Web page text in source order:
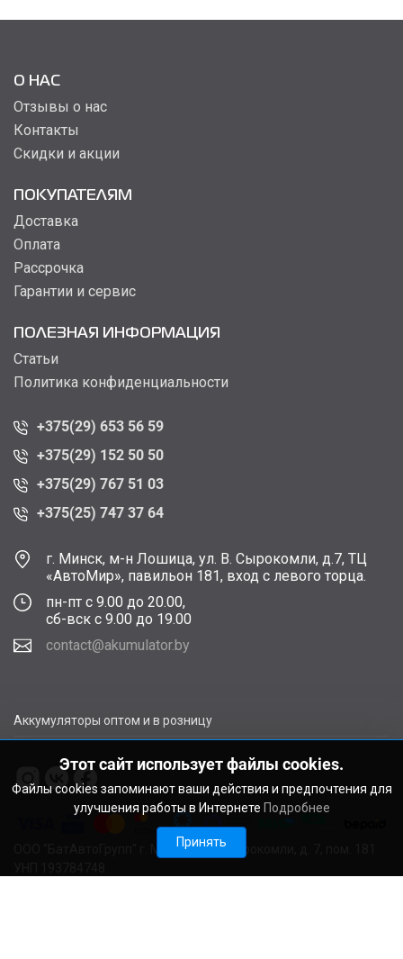
О НАС
Отзывы о нас
Контакты
Скидки и акции
ПОКУПАТЕЛЯМ
Доставка
Оплата
Рассрочка
Гарантии и сервис
ПОЛЕЗНАЯ ИНФОРМАЦИЯ
Статьи
Политика конфиденциальности
+375(29) 653 56 59
+375(29) 152 50 50
+375(29) 767 51 03
+375(25) 747 37 64
г. Минск, м-н Лошица, ул. В. Сырокомли, д.7, ТЦ
«АвтоМир», павильон 181, вход с левого торца.
пн-пт с 9.00 до 20.00,
сб-вск с 9.00 до 19.00
contact@akumulator.by
Аккумуляторы оптом и в розницу
ООО "БатАвтоГрупп" г. Минск, ул. В. Сырокомли, д. 7, пом. 181
Этот сайт использует файлы cookies.
Файлы cookies запоминают ваши действия и предпочтения для
улучшения работы в Интернете Подробнее
Принять